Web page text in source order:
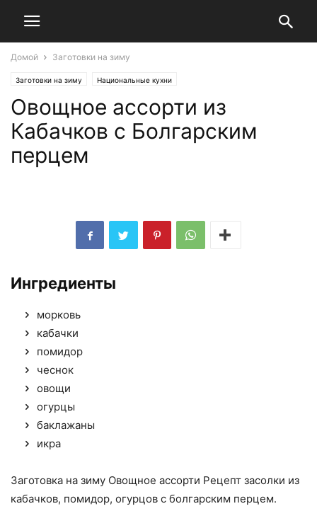
Домой Заготовки на зиму
Заготовки на зиму Национальные кухни
Овощное ассорти из
Кабачков с Болгарским
перцем
Ингредиенты
морковь
кабачки
помидор
чеснок
овощи
огурцы
баклажаны
икра
Заготовка на зиму Овощное ассорти Рецепт засолки из
кабачков, помидор, огурцов с болгарским перцем.